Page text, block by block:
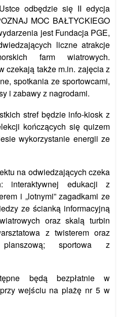
odbędzie się II edycja
MOC BAŁTYCKIEGO
jest Fundacja PGE,
liczne atrakcje
farm wiatrowych.
czekają także m.in. zajęcia z
spotkania ze sportowcami,
i zabawy z nagrodami.
stref będzie info-kiosk z
kończących się quizem
wykorzystanie energii ze
na odwiedzających czeka
interaktywnej edukacji z
i „lotnymi” zagadkami ze
ze ścianką informacyjną
oraz skalą turbin
z twisterem oraz
sportowa z
będą bezpłatnie w
wejściu na plażę nr 5 w